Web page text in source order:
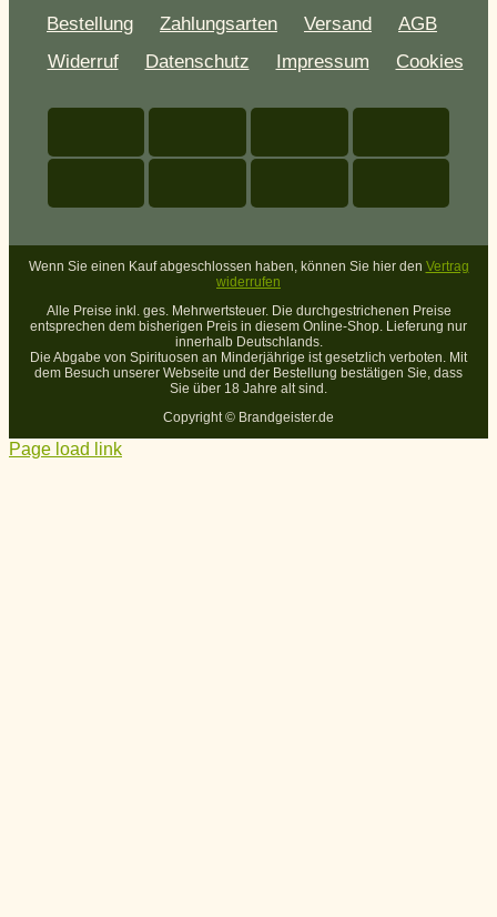
Bestellung Zahlungsarten Versand
AGB
Widerruf
Datenschutz Impressum Cookies
Wenn Sie einen Kauf abgeschlossen haben, können Sie hier den Vertrag
widerrufen
Alle Preise inkl. ges. Mehrwertsteuer. Die durchgestrichenen Preise
entsprechen dem bisherigen Preis in diesem Online-Shop. Lieferung nur
innerhalb Deutschlands.
Die Abgabe von Spirituosen an Minderjährige ist gesetzlich verboten. Mit
dem Besuch unserer Webseite und der Bestellung bestätigen Sie, dass
Sie über 18 Jahre alt sind.
Copyright © Brandgeister.de
Page load link